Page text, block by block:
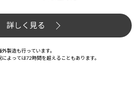
詳しく見る
製造も行っています。
よっては72時間を超えることもあります。